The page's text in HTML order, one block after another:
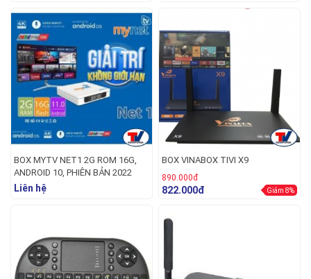
BOX MYTV NET1 2G ROM 16G,
ANDROID 10, PHIÊN BẢN 2022
Liên hệ
BOX VINABOX TIVI X9
890.000đ
822.000đ Giảm 8%